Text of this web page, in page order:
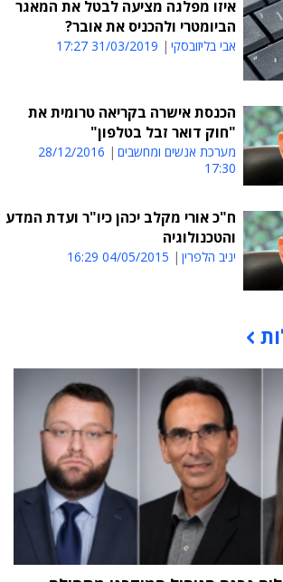
איזו מפלגה מציעה לבטל את המאגר
הביומטרי ולהכניס את אובר?
אבי בליזובסקי 31/03/2019 17:27
הכנסת אישרה בקריאה טרומית את
"חוק דואר זבל בטלפון"
מערכת אנשים ומחשבים
28/12/2016
17:30
ח"כ אורי מקלב יכהן כיו"ר ועדת המדע
והטכנולוגיה
יניב הלפרין 04/05/2015 16:29